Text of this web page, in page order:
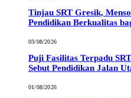
Tinjau SRT Gresik,
Pendidikan Berkualitas
03/08/2026
Puji Fasilitas Terpadu
Sebut Pendidikan Jalan
01/08/2026